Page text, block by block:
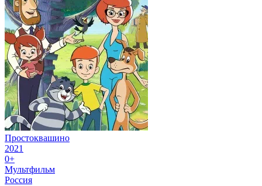
Простоквашино
2021
0+
Мультфильм
Россия